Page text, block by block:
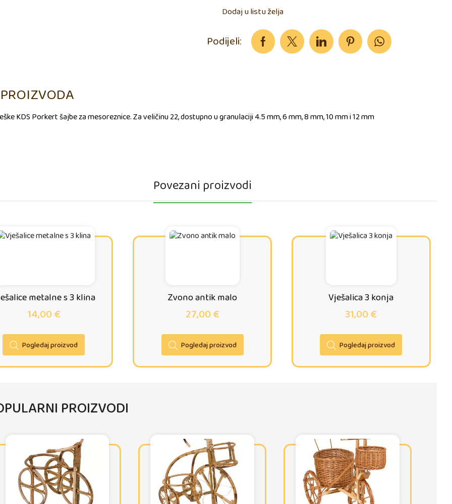
Dodaj u listu želja
Podijeli:
KDS Porkert šajbe za mesoreznice. Za veličinu 22, dostupno u granulaciji 4.5 mm, 6 mm, 8 mm, 10 mm i 12 mm
Povezani proizvodi
metalne s 3 klina
14,00€
Pogledaj proizvod
Zvono antik malo
27,00€
Pogledaj proizvod
Vješalica 3 konja
31,00€
Pogledaj proizvod
PROIZVODI